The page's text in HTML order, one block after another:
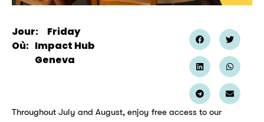
Throughout July and August, enjoy free access to our
Jour:
Friday
Où: Impact Hub
Geneva